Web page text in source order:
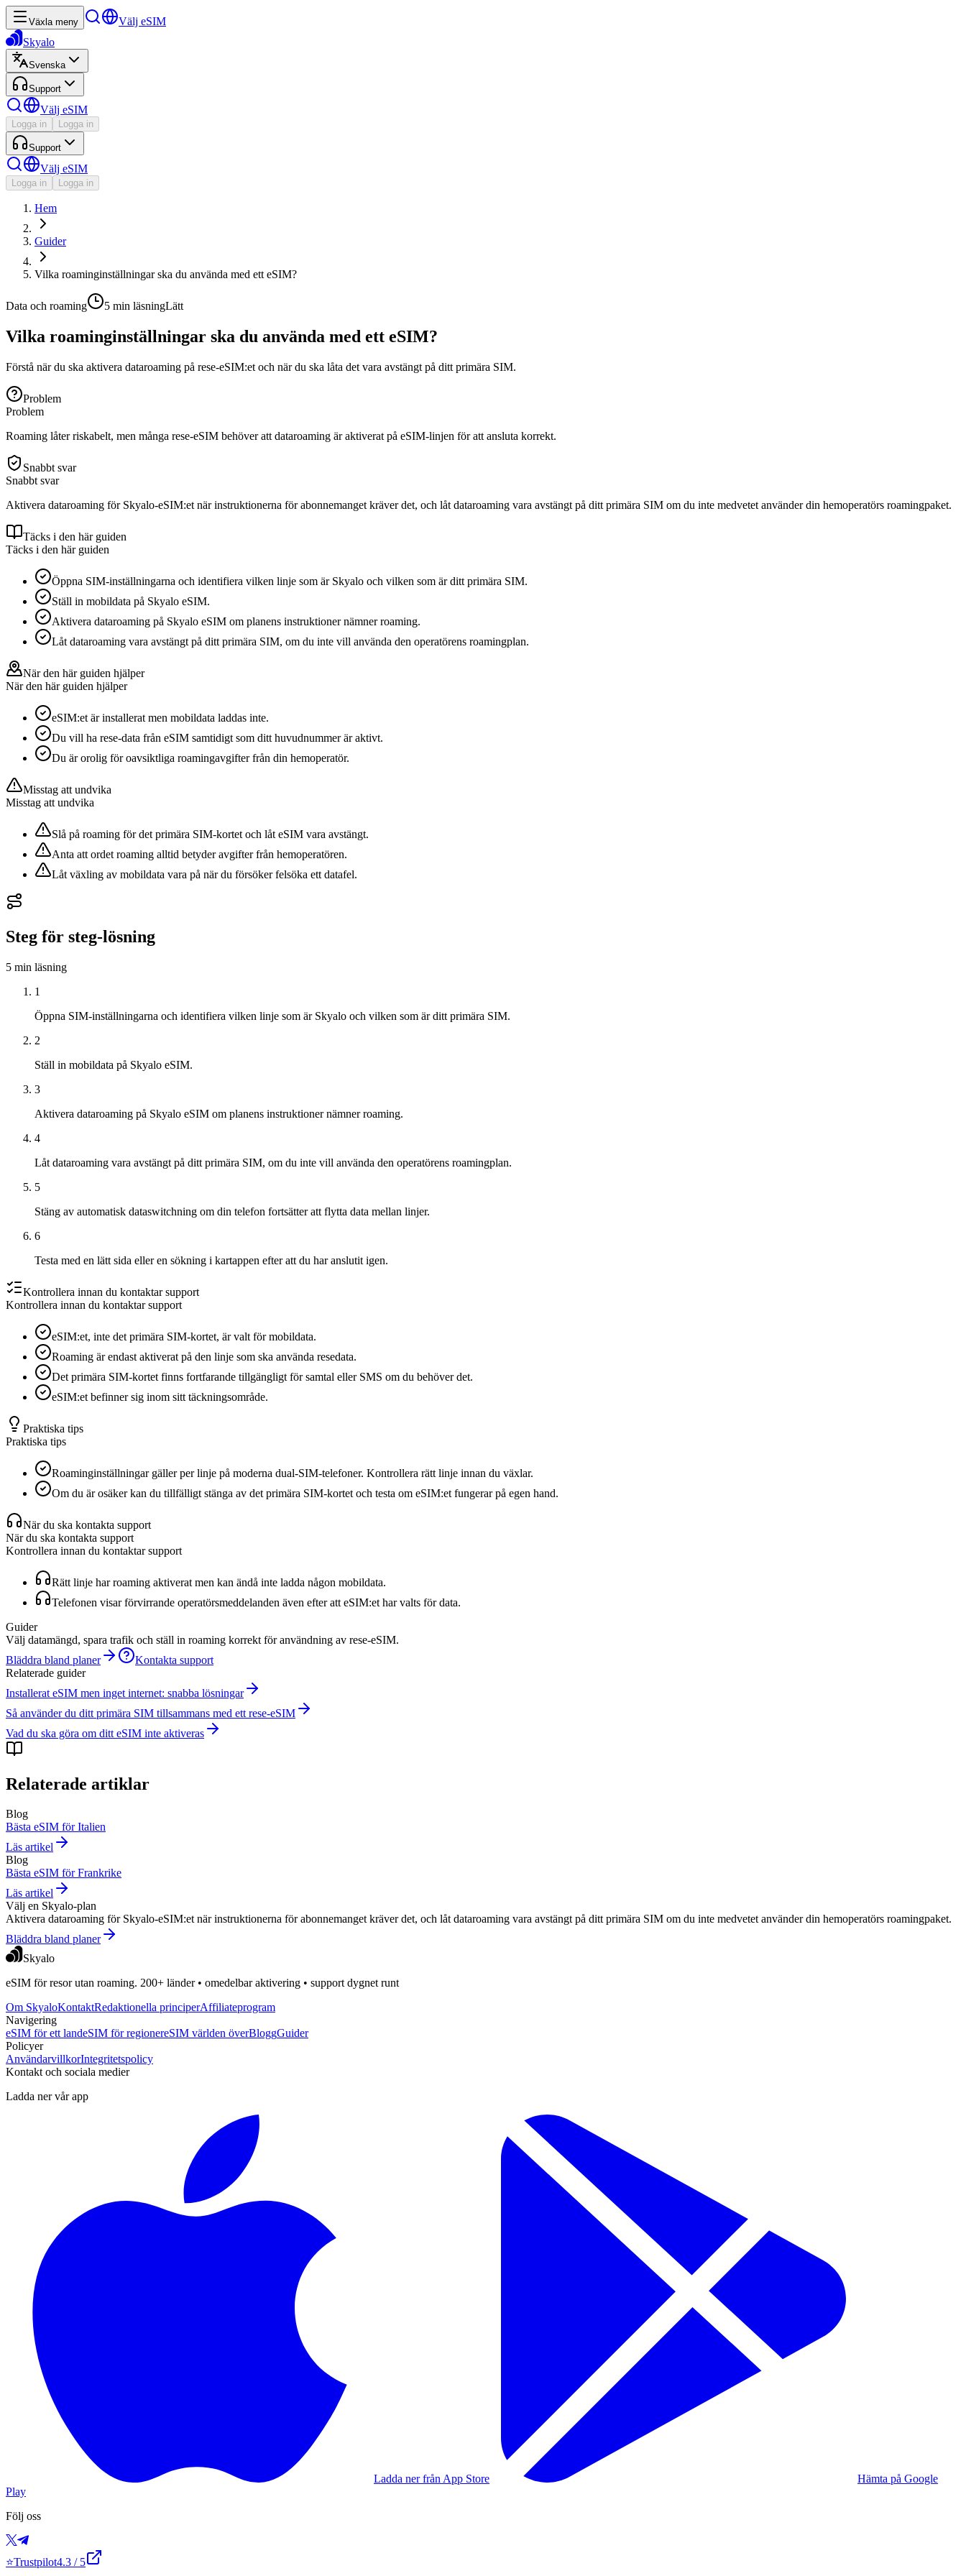
Växla meny
Välj eSIM
Skyalo
Svenska
Support
Välj eSIM
Logga in Logga in
Support
Välj eSIM
Logga in Logga in
Hem
Guider
Vilka roaminginställningar ska du använda med ett eSIM?
Data och roaming 5 min läsningLätt
Vilka roaminginställningar ska du använda med ett eSIM?
Förstå när du ska aktivera dataroaming på rese-eSIM:et och när du ska låta det vara avstängt på ditt primära SIM.
Problem
Problem
Roaming låter riskabelt, men många rese-eSIM behöver att dataroaming är aktiverat på eSIM-linjen för att ansluta korrekt.
Snabbt svar
Snabbt svar
Aktivera dataroaming för Skyalo-eSIM:et när instruktionerna för abonnemanget kräver det, och låt dataroaming vara avstängt på ditt primära SIM om du inte medvetet använder din hemoperatörs roamingpaket.
Täcks i den här guiden
Täcks i den här guiden
Öppna SIM-inställningarna och identifiera vilken linje som är Skyalo och vilken som är ditt primära SIM.
Ställ in mobildata på Skyalo eSIM.
Aktivera dataroaming på Skyalo eSIM om planens instruktioner nämner roaming.
Låt dataroaming vara avstängt på ditt primära SIM, om du inte vill använda den operatörens roamingplan.
När den här guiden hjälper
När den här guiden hjälper
eSIM:et är installerat men mobildata laddas inte.
Du vill ha rese-data från eSIM samtidigt som ditt huvudnummer är aktivt.
Du är orolig för oavsiktliga roamingavgifter från din hemoperatör.
Misstag att undvika
Misstag att undvika
Slå på roaming för det primära SIM-kortet och låt eSIM vara avstängt.
Anta att ordet roaming alltid betyder avgifter från hemoperatören.
Låt växling av mobildata vara på när du försöker felsöka ett datafel.
Steg för steg-lösning
5 min läsning
1
Öppna SIM-inställningarna och identifiera vilken linje som är Skyalo och vilken som är ditt primära SIM.
2
Ställ in mobildata på Skyalo eSIM.
3
Aktivera dataroaming på Skyalo eSIM om planens instruktioner nämner roaming.
4
Låt dataroaming vara avstängt på ditt primära SIM, om du inte vill använda den operatörens roamingplan.
5
Stäng av automatisk dataswitchning om din telefon fortsätter att flytta data mellan linjer.
6
Testa med en lätt sida eller en sökning i kartappen efter att du har anslutit igen.
Kontrollera innan du kontaktar support
Kontrollera innan du kontaktar support
eSIM:et, inte det primära SIM-kortet, är valt för mobildata.
Roaming är endast aktiverat på den linje som ska använda resedata.
Det primära SIM-kortet finns fortfarande tillgängligt för samtal eller SMS om du behöver det.
eSIM:et befinner sig inom sitt täckningsområde.
Praktiska tips
Praktiska tips
Roaminginställningar gäller per linje på moderna dual-SIM-telefoner. Kontrollera rätt linje innan du växlar.
Om du är osäker kan du tillfälligt stänga av det primära SIM-kortet och testa om eSIM:et fungerar på egen hand.
När du ska kontakta support
När du ska kontakta support
Kontrollera innan du kontaktar support
Rätt linje har roaming aktiverat men kan ändå inte ladda någon mobildata.
Telefonen visar förvirrande operatörsmeddelanden även efter att eSIM:et har valts för data.
Guider
Välj datamängd, spara trafik och ställ in roaming korrekt för användning av rese-eSIM.
Bläddra bland planer
Kontakta support
Relaterade guider
Installerat eSIM men inget internet: snabba lösningar
Så använder du ditt primära SIM tillsammans med ett rese-eSIM
Vad du ska göra om ditt eSIM inte aktiveras
Relaterade artiklar
Blog
Bästa eSIM för Italien
Läs artikel
Blog
Bästa eSIM för Frankrike
Läs artikel
Välj en Skyalo-plan
Aktivera dataroaming för Skyalo-eSIM:et när instruktionerna för abonnemanget kräver det, och låt dataroaming vara avstängt på ditt primära SIM om du inte medvetet använder din hemoperatörs roamingpaket.
Bläddra bland planer
Skyalo
eSIM för resor utan roaming. 200+ länder • omedelbar aktivering • support dygnet runt
Om SkyaloKontaktRedaktionella principerAffiliateprogram
Navigering
eSIM för ett landeSIM för regionereSIM världen överBloggGuider
Policyer
AnvändarvillkorIntegritetspolicy
Kontakt och sociala medier
Ladda ner vår app
Ladda ner från App Store
Hämta på Google
Play
Följ oss
⭐Trustpilot4.3 / 5